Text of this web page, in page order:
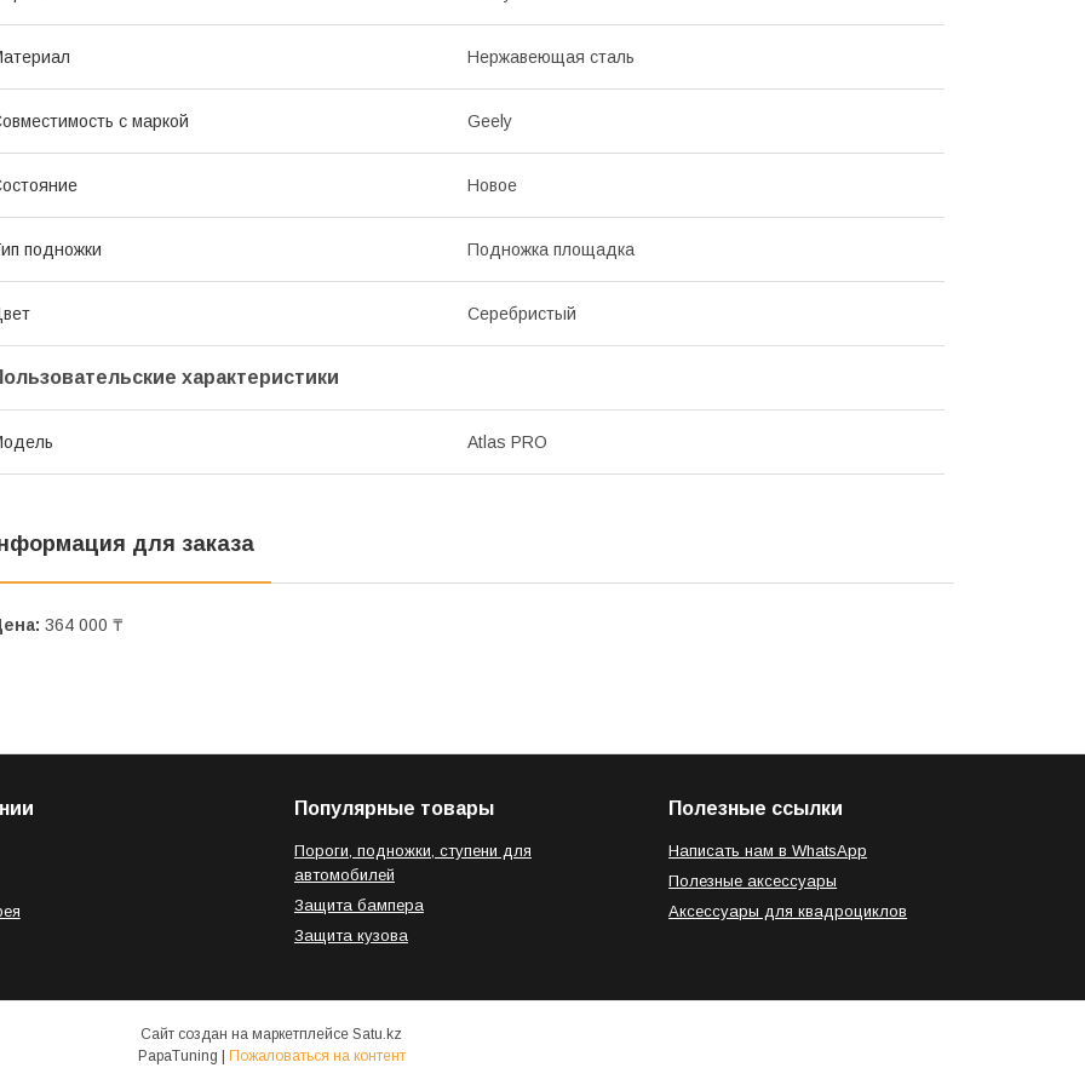
Нержавеющая сталь
с маркой Geely
Новое
подножки Подножка площадка
Серебристый
характеристики
Atlas PRO
для заказа
364 000 ₸
Популярные товары
Пороги, подножки, ступени для
автомобилей
Защита бампера
Защита кузова
Полезные ссылки
Написать нам в WhatsApp
Полезные аксессуары
Аксессуары для квадроциклов
Сайт создан на маркетплейсе Satu.kz
Пожаловаться на контент